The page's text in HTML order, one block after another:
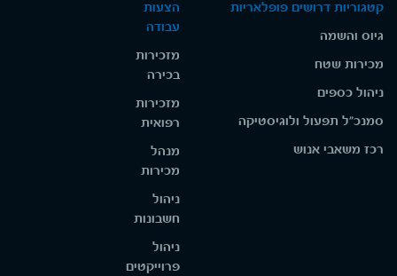
קטגוריות דרושים פופלאריות
גיוס והשמה
מכירות שטח
ניהול כספים
סמנכ"ל תפעול ולוגיסטיקה
רכז משאבי אנוש
הצעות
עבודה
מזכירות
בכירה
מזכירות
רפואית
מנהל
מכירות
ניהול
חשבונות
ניהול
פרוייקטים